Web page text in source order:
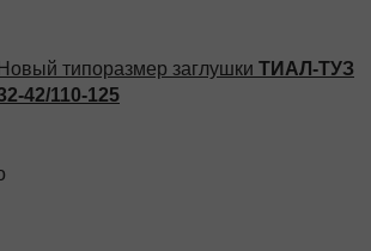
Новый типоразмер заглушки ТИАЛ-ТУЗ
42/110-125